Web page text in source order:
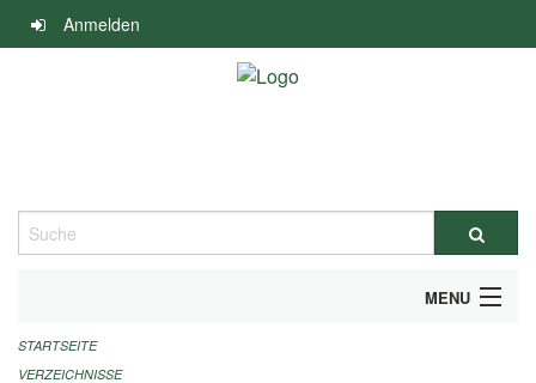
Navigation
überspringen
Anmelden
Suche
MENU
ALLGEMEINE INFORMATIONEN
STARTSEITE
VERZEICHNISSE